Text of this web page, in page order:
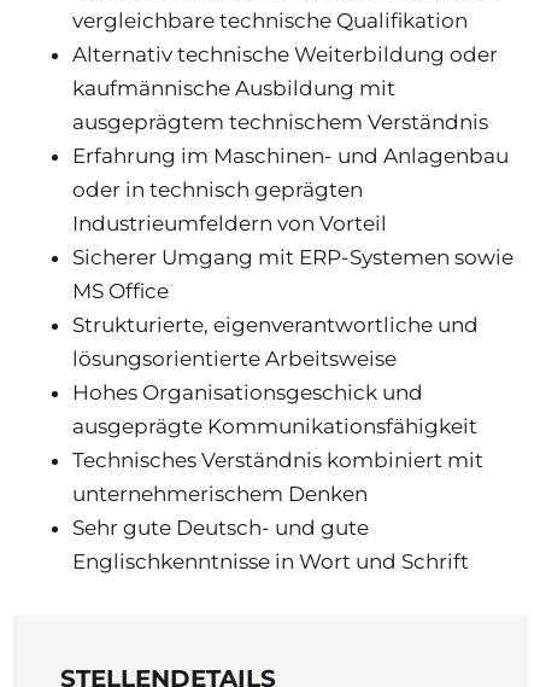
vergleichbare technische Qualifikation
Alternativ technische Weiterbildung oder
kaufmännische Ausbildung mit
ausgeprägtem technischem Verständnis
Erfahrung im Maschinen- und Anlagenbau
oder in technisch geprägten
Industrieumfeldern von Vorteil
Sicherer Umgang mit ERP-Systemen sowie
MS Office
Strukturierte, eigenverantwortliche und
lösungsorientierte Arbeitsweise
Hohes Organisationsgeschick und
ausgeprägte Kommunikationsfähigkeit
Technisches Verständnis kombiniert mit
unternehmerischem Denken
Sehr gute Deutsch- und gute
Englischkenntnisse in Wort und Schrift
STELLENDETAILS